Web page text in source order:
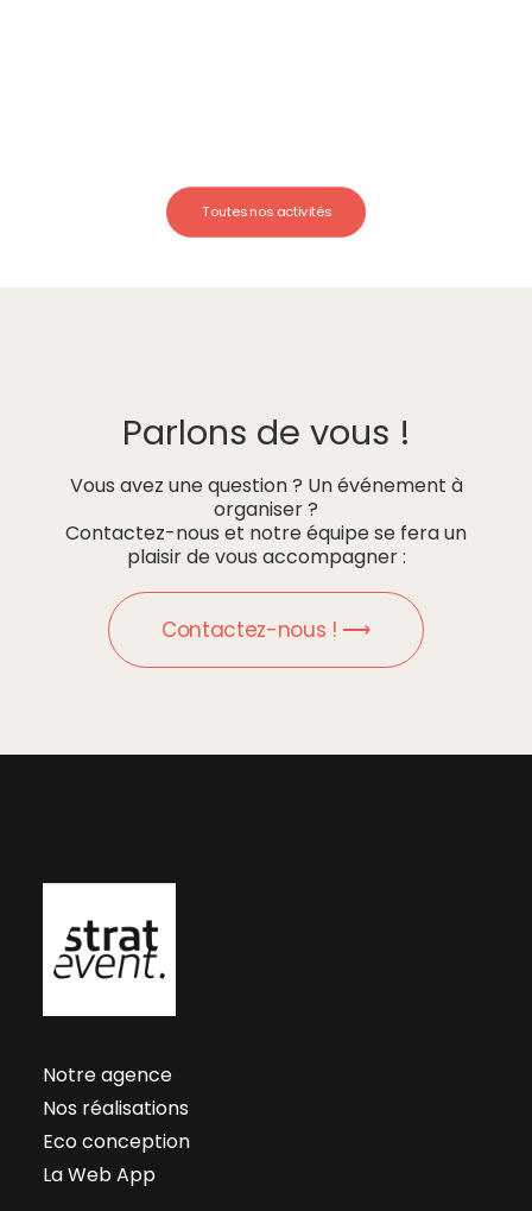
Toutes nos activités
Parlons de vous !
Vous avez une question ? Un événement à
organiser ?
Contactez-nous et notre équipe se fera un
plaisir de vous accompagner :
Contactez-nous ! ⟶
Notre agence
Nos réalisations
Eco conception
La Web App